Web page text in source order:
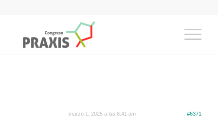
marzo 1, 2025 a las 8:41 am #6371